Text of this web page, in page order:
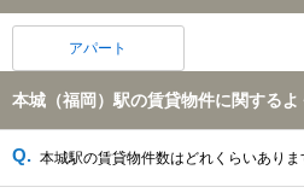
アパート
本城（福岡）駅の賃貸物件に関するよ
本城駅の賃貸物件数はどれくらいありま